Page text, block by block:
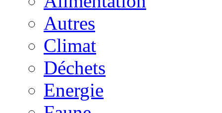
Autres
Climat
Déchets
Energie